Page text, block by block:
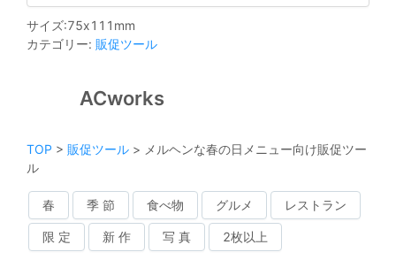
サイズ:75x111 mm
カテゴリー: 販促ツール
ACworks
TOP > 販促ツール > メルヘンな春の日メニュー向け販促ツー
ル
春 季 節 食べ物 グルメ レストラン
限 定 新 作 写 真 2枚以上